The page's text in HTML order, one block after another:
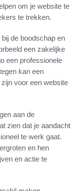
om je website te
te trekken.
de boodschap en
een zakelijke
een professionele
kan een
voor een website
aan de
zien dat je aandacht
te werk gaat.
en hen
en actie te